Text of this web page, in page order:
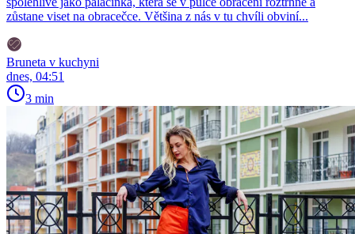
zůstane viset na obracečce. Většina z nás v tu chvíli obviní...
Bruneta v kuchyni
dnes, 04:51
3 min